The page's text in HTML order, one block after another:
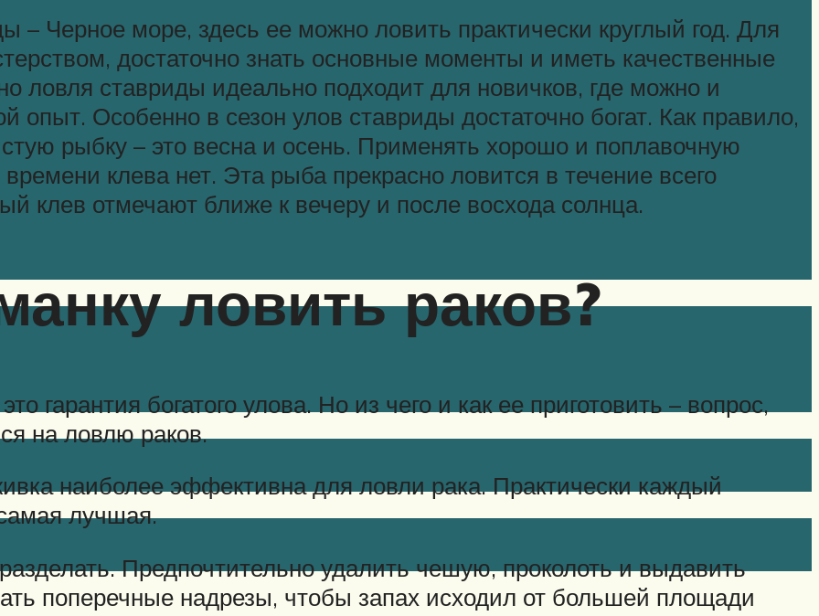
– Черное море, здесь ее можно ловить практически круглый год. Для
достаточно знать основные моменты и иметь качественные
ловля ставриды идеально подходит для новичков, где можно и
опыт. Особенно в сезон улов ставриды достаточно богат. Как правило,
рыбку – это весна и осень. Применять хорошо и поплавочную
клева нет. Эта рыба прекрасно ловится в течение всего
клев отмечают ближе к вечеру и после восхода солнца.
ловить раков?
гарантия богатого улова. Но из чего и как ее приготовить – вопрос,
на ловлю раков.
наиболее эффективна для ловли рака. Практически каждый
лучшая.
Предпочтительно удалить чешую, проколоть и выдавить
поперечные надрезы, чтобы запах исходил от большей площади